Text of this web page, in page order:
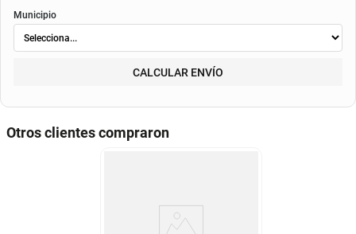
Municipio
CALCULAR ENVÍO
Otros clientes compraron